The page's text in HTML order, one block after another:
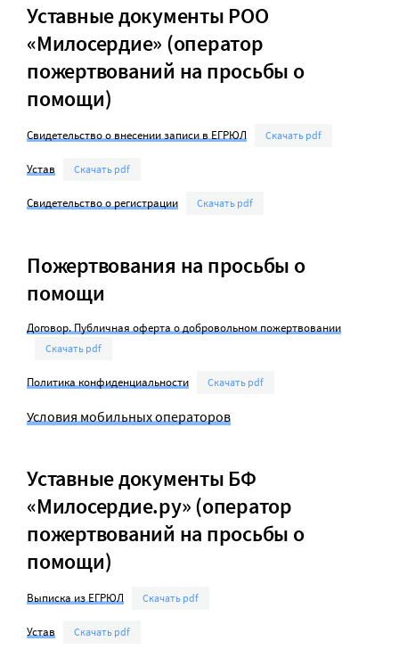
Уставные документы РОО
«Милосердие» (оператор
пожертвований на просьбы о
помощи)
Свидетельство о внесении записи в ЕГРЮЛ Скачать pdf
Устав Скачать pdf
Свидетельство о регистрации Скачать pdf
Пожертвования на просьбы о
помощи
Договор. Публичная оферта о добровольном пожертвовании
Скачать pdf
Политика конфиденциальности Скачать pdf
Условия мобильных операторов
Уставные документы БФ
«Милосердие.ру» (оператор
пожертвований на просьбы о
помощи)
Выписка из ЕГРЮЛ Скачать pdf
Устав Скачать pdf